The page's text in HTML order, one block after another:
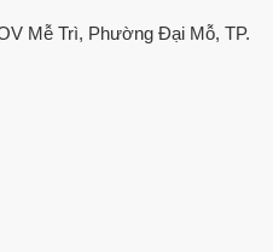
Mễ Trì, Phường Đại Mỗ, TP.